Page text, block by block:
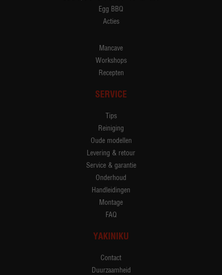
Egg BBQ
Acties
Mancave
Workshops
Recepten
SERVICE
Tips
Reiniging
Oude modellen
Levering & retour
Service & garantie
Onderhoud
Handleidingen
Montage
FAQ
YAKINIKU
Contact
Duurzaamheid